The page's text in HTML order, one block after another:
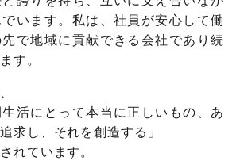
います。私は、社員が安心して働
で地域に貢献できる会社であり続
す。
生活にとって本当に正しいもの、あ
求し、それを創造する」
れています。